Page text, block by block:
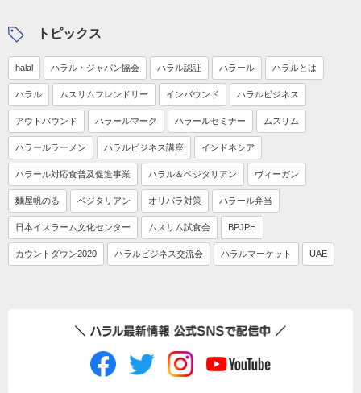
トピックス
halal ハラル・ジャパン協会 ハラル認証 ハラール ハラルとは
ハラル ムスリムフレンドリー インバウンド ハラルビジネス
アウトバウンド ハラールマーク ハラールセミナー ムスリム
ハラールラーメン ハラルビジネス講座 インドネシア
ハラール対応食普及促進事業 ハラル＆ベジタリアン ヴィーガン
麵屋帆のる ベジタリアン オリパラ対策 ハラール弁当
日本イスラーム文化センター ムスリム試食会 BPJPH
カウントダウン2020 ハラルビジネス交流会 ハラルマーケット UAE